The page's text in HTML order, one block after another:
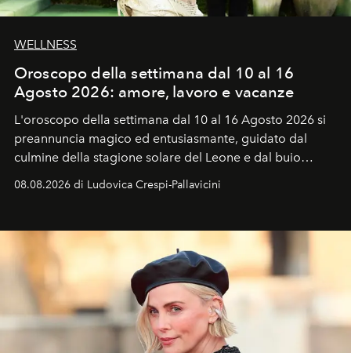
WELLNESS
Oroscopo della settimana dal 10 al 16
Agosto 2026: amore, lavoro e vacanze
L'oroscopo della settimana dal 10 al 16 Agosto 2026 si
preannuncia magico ed entusiasmante, guidato dal
culmine della stagione solare del Leone e dal buio
favorevole della Luna nuova in Leone del 12 agosto,
ideale per la notte delle Perseidi.
08.08.2026 di Ludovica Crespi-Pallavicini